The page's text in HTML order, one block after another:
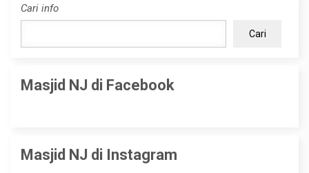
Cari info
Cari
Masjid NJ di Facebook
Masjid NJ di Instagram